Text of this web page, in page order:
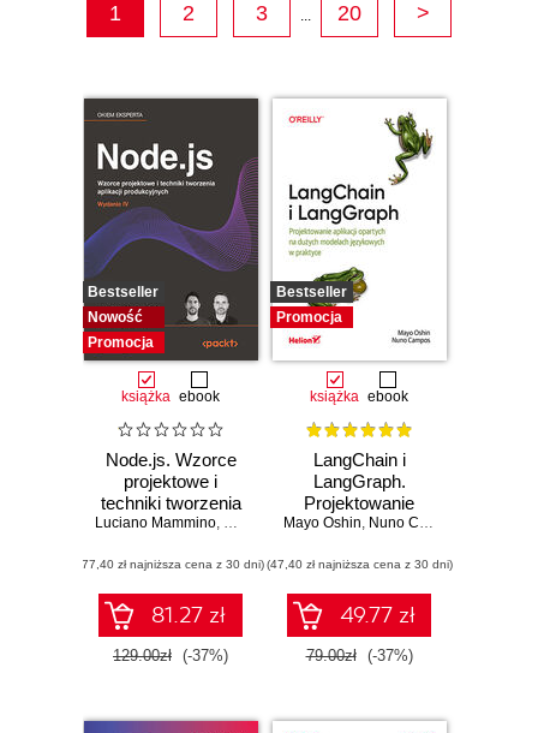
1 2 3 ... 20 >
Bestseller
Nowość
Promocja
książka ebook
Node.js. Wzorce
projektowe i
techniki tworzenia
aplikacji
Wydanie IV
Luciano Mammino, Mario Casciaro ,Colin J. Ihrig (Foreword)
(77,40 zł najniższa cena z 30 dni)
81.27 zł
129.00zł (-37%)
Bestseller
Promocja
książka ebook
LangChain i
LangGraph.
Projektowanie
aplikacji opartych
modelach
językowych w
praktyce
Mayo Oshin, Nuno Campos
(47,40 zł najniższa cena z 30 dni)
49.77 zł
79.00zł (-37%)